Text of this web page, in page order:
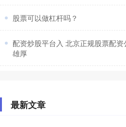
​股票可以做杠杆吗？
配资炒股平台入 北京正规股票配
雄厚
最新文章